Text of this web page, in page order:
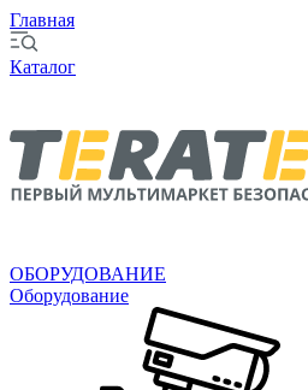
Главная
Каталог
ОБОРУДОВАНИЕ
Оборудование